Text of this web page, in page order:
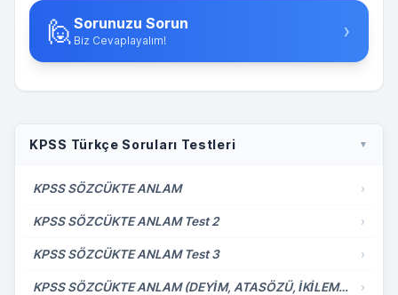
🙋 Sorunuzu Sorun
Biz Cevaplayalım! ›
KPSS Türkçe Soruları Testleri ▼
KPSS SÖZCÜKTE ANLAM ›
KPSS SÖZCÜKTE ANLAM Test 2 ›
KPSS SÖZCÜKTE ANLAM Test 3 ›
KPSS SÖZCÜKTE ANLAM (DEYİM, ATASÖZÜ, İKİLEME) TEST 4 ›